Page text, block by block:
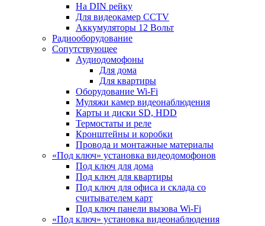
На DIN рейку
Для видеокамер CCTV
Аккумуляторы 12 Вольт
Радиооборудование
Сопутствующее
Аудиодомофоны
Для дома
Для квартиры
Оборудование Wi-Fi
Муляжи камер видеонаблюдения
Карты и диски SD, HDD
Термостаты и реле
Кронштейны и коробки
Провода и монтажные материалы
«Под ключ» установка видеодомофонов
Под ключ для дома
Под ключ для квартиры
Под ключ для офиса и склада со
считывателем карт
Под ключ панели вызова Wi-Fi
«Под ключ» установка видеонаблюдения